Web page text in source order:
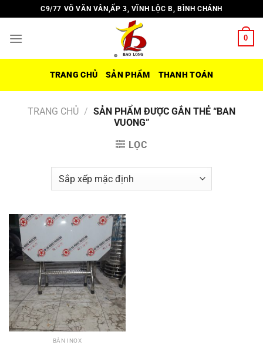
đến
nội
C9/77 VÕ VĂN VÂN,ẤP 3, VĨNH LỘC B, BÌNH CHÁNH
0
TRANG CHỦ SẢN PHẨM THANH TOÁN
TRANG CHỦ / SẢN PHẨM ĐƯỢC GẮN THẺ “BAN
VUONG”
LỌC
BÀN INOX